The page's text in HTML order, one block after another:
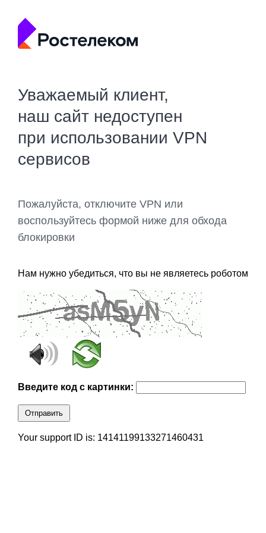
Уважаемый клиент,
наш сайт недоступен
при использовании VPN
сервисов
Пожалуйста, отключите VPN или
воспользуйтесь формой ниже для обхода
блокировки
Нам нужно убедиться, что вы не являетесь роботом
Введите код с картинки:
Отправить
Your support ID is: 14141199133271460431